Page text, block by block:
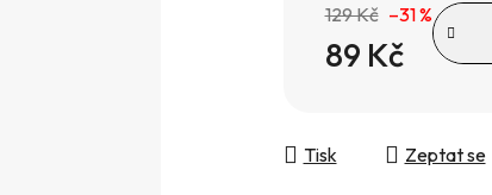
129 Kč –31 %
89 Kč
Tisk Zeptat se